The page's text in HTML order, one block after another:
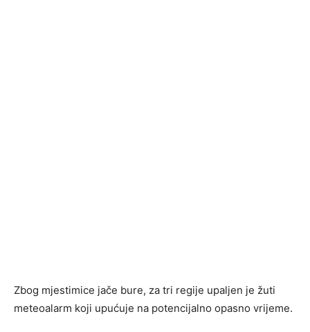
Zbog mjestimice jače bure, za tri regije upaljen je žuti
meteoalarm koji upućuje na potencijalno opasno vrijeme.